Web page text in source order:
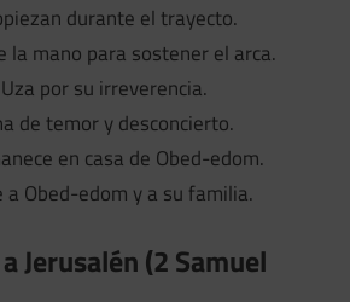
durante el trayecto.
la mano para sostener el arca.
por su irreverencia.
de temor y desconcierto.
en casa de Obed-edom.
a Obed-edom y a su familia.
Jerusalén (2 Samuel